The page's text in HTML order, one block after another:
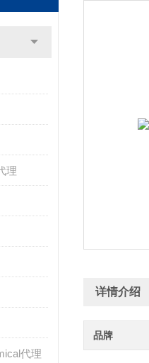
理
代理
详情介绍
品牌